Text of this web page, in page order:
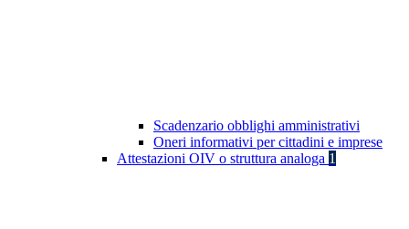
Scadenzario obblighi amministrativi
Oneri informativi per cittadini e imprese
Attestazioni OIV o struttura analoga 1